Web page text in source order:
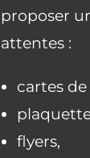
proposer
attentes :
cartes
flyers,